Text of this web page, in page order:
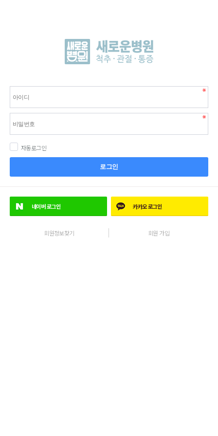
자동로그인
로그인
네이버로그인 카카오로그인
회원정보찾기 회원 가입